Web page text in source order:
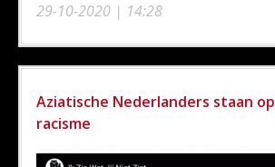
29-10-2020 | 14:28
Aziatische Nederlanders staan
racisme